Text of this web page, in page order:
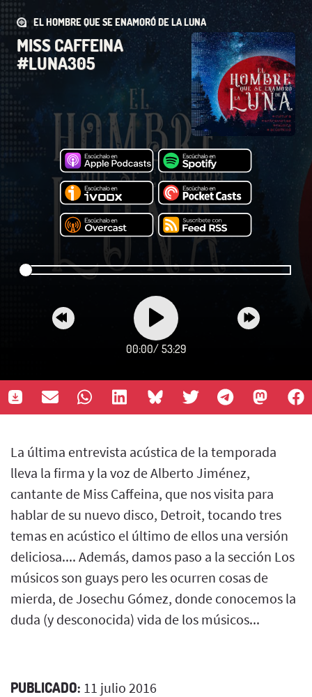
EL HOMBRE QUE SE ENAMORÓ DE LA LUNA
MISS CAFFEINA
#LUNA305
00:00/ 53:29
La última entrevista acústica de la temporada
lleva la firma y la voz de Alberto Jiménez,
cantante de Miss Caffeina, que nos visita para
hablar de su nuevo disco, Detroit, tocando tres
temas en acústico el último de ellos una versión
deliciosa.... Además, damos paso a la sección Los
músicos son guays pero les ocurren cosas de
mierda, de Josechu Gómez, donde conocemos la
duda (y desconocida) vida de los músicos...
PUBLICADO: 11 julio 2016